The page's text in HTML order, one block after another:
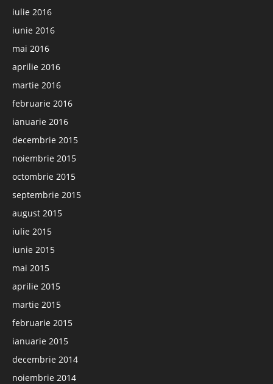
iulie 2016
iunie 2016
mai 2016
aprilie 2016
martie 2016
februarie 2016
ianuarie 2016
decembrie 2015
noiembrie 2015
octombrie 2015
septembrie 2015
august 2015
iulie 2015
iunie 2015
mai 2015
aprilie 2015
martie 2015
februarie 2015
ianuarie 2015
decembrie 2014
noiembrie 2014